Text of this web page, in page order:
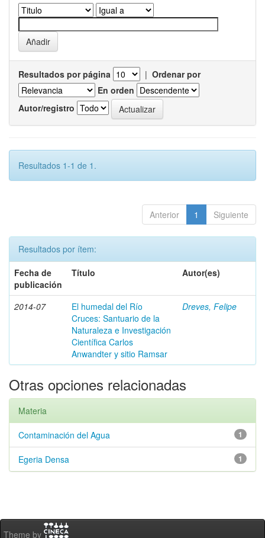
Resultados por página | Ordenar por
En orden
Autor/registro
Resultados 1-1 de 1.
Anterior 1 Siguiente
Resultados por ítem:
Fecha de
publicación
Título Autor(es)
2014-07
El humedal del Río
Cruces: Santuario de la
Naturaleza e Investigación
Científica Carlos
Anwandter y sitio Ramsar
Dreves, Felipe
Otras opciones relacionadas
Materia
1
Contaminación del Agua
1
Egeria Densa
Theme by